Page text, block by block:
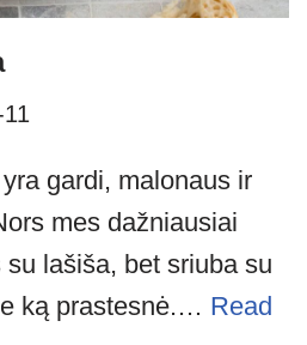
gardi, malonaus ir
mes dažniausiai
lašiša, bet sriuba su
ką prastesnė.… Read